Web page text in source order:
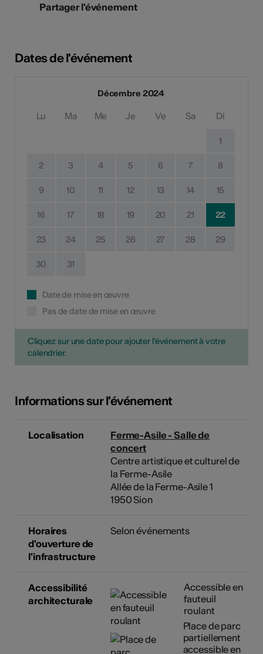
Partager l'événement
Dates de l'événement
Décembre 2024
Lu Ma Me Je Ve Sa Di
1
2 3 4 5 6 7 8
9 10 11 12 13 14 15
16 17 18 19 20 21 22
23 24 25 26 27 28 29
30 31
Date de mise en œuvre
Pas de date de mise en œuvre
Cliquez sur une date pour ajouter l'événement à votre
calendrier.
Informations sur l'événement
Localisation
Ferme-Asile - Salle de
concert
Centre artistique et culturel de
la Ferme-Asile
Allée de la Ferme-Asile 1
1950 Sion
Horaires
d'ouverture de
l'infrastructure
Selon événements
Accessibilité
architecturale
Accessible en
fauteuil
roulant
Place de parc
partiellement
accessible en